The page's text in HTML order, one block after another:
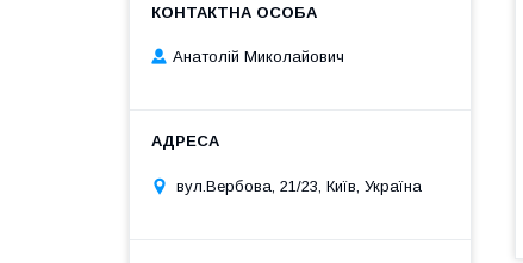
Анатолій Миколайович
вул.Вербова, 21/23, Київ, Україна